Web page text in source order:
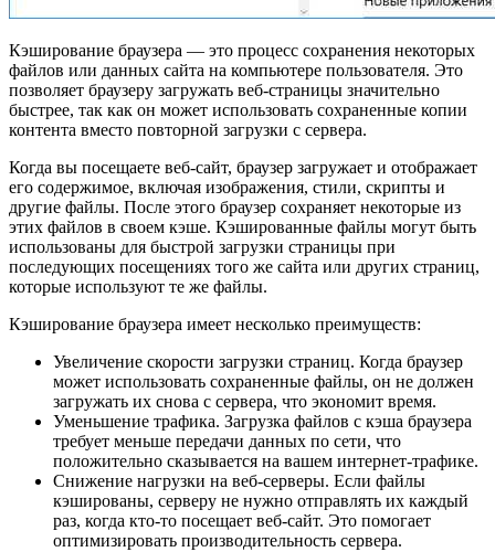
Кэширование браузера — это процесс сохранения некоторых
файлов или данных сайта на компьютере пользователя. Это
позволяет браузеру загружать веб-страницы значительно
быстрее, так как он может использовать сохраненные копии
контента вместо повторной загрузки с сервера.
Когда вы посещаете веб-сайт, браузер загружает и отображает
его содержимое, включая изображения, стили, скрипты и
другие файлы. После этого браузер сохраняет некоторые из
этих файлов в своем кэше. Кэшированные файлы могут быть
использованы для быстрой загрузки страницы при
последующих посещениях того же сайта или других страниц,
которые используют те же файлы.
Кэширование браузера имеет несколько преимуществ:
Увеличение скорости загрузки страниц. Когда браузер
может использовать сохраненные файлы, он не должен
загружать их снова с сервера, что экономит время.
Уменьшение трафика. Загрузка файлов с кэша браузера
требует меньше передачи данных по сети, что
положительно сказывается на вашем интернет-трафике.
Снижение нагрузки на веб-серверы. Если файлы
кэшированы, серверу не нужно отправлять их каждый
раз, когда кто-то посещает веб-сайт. Это помогает
оптимизировать производительность сервера.